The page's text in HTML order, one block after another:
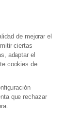
de mejorar el
ciertas
adaptar el
cookies de
que rechazar
cookies